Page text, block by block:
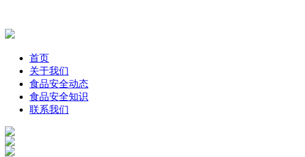
首页
关于我们
食品安全动态
食品安全知识
联系我们